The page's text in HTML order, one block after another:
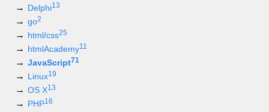
Delphi13
go2
html/css25
htmlAcademy11
JavaScript71
Linux19
OS X13
PHP16